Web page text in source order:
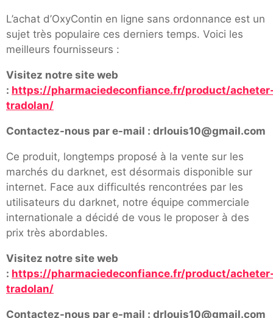
L’achat d’OxyContin en ligne sans ordonnance est un
sujet très populaire ces derniers temps. Voici les
meilleurs fournisseurs :
Visitez notre site web
: https://pharmaciedeconfiance.fr/product/
tradolan/
Contactez-nous par e-mail : drlouis10@gmail.com
Ce produit, longtemps proposé à la vente sur les
marchés du darknet, est désormais disponible sur
internet. Face aux difficultés rencontrées par les
utilisateurs du darknet, notre équipe commerciale
internationale a décidé de vous le proposer à des
prix très abordables.
Visitez notre site web
: https://pharmaciedeconfiance.fr/product/
tradolan/
Contactez-nous par e-mail : drlouis10@gmail.com